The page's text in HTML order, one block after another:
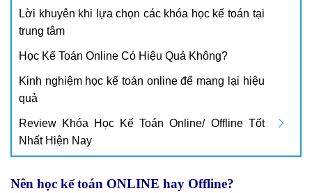
Lời khuyên khi lựa chọn các khóa học kế toán tại
trung tâm
Học Kế Toán Online Có Hiệu Quả Không?
Kinh nghiệm học kế toán online để mang lại hiệu
quả
Review Khóa Học Kế Toán Online/ Offline Tốt
Nhất Hiện Nay
Nên học kế toán ONLINE hay Offline?